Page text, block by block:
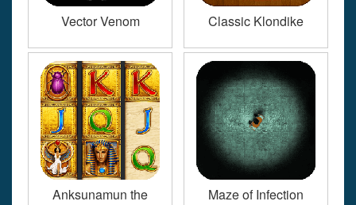
Vector Venom Classic Klondike
Anksunamun the Maze of Infection